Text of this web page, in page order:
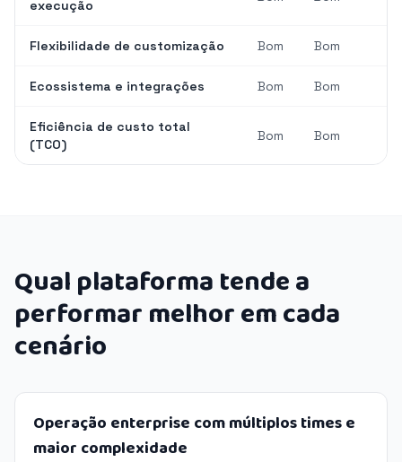
execução
Flexibilidade de customização Bom Bom
Ecossistema e integrações Bom Bom
Eficiência de custo total
(TCO)
Bom Bom
Qual plataforma tende a
performar melhor em cada
cenário
Operação enterprise com múltiplos times e
maior complexidade